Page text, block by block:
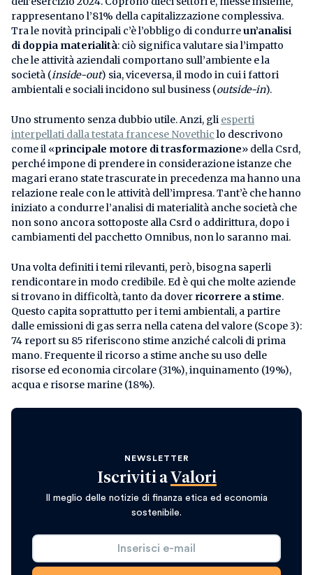
rappresentano l’81% della capitalizzazione complessiva.
Tra le novità principali c’è l’obbligo di condurreun’analisi
di doppia materialità: ciò significa valutare sia l’impatto
che le attività aziendali comportano sull’ambiente e la
società (inside-out) sia, viceversa, il modo in cui i fattori
ambientali e sociali incidono sul business (outside-in).
Uno strumento senza dubbio utile. Anzi, gli esperti
interpellati dalla testata francese Novethiclo descrivono
come il «principale motore di trasformazione» della Csrd,
perché impone di prendere in considerazione istanze che
magari erano state trascurate in precedenza ma hanno una
relazione reale con le attività dell’impresa. Tant’è che hanno
iniziato a condurre l’analisi di materialità anche società che
non sono ancora sottoposte alla Csrd o addirittura, dopo i
cambiamenti del pacchetto Omnibus, non lo saranno mai.
Una volta definiti i temi rilevanti, però, bisogna saperli
rendicontare in modo credibile. Ed è qui che molte aziende
si trovano in difficoltà, tanto da dover ricorrere a stime.
Questo capita soprattutto per i temi ambientali, a partire
dalle emissioni di gas serra nella catena del valore (Scope 3):
74 report su 85 riferiscono stime anziché calcoli di prima
mano. Frequente il ricorso a stime anche su uso delle
risorse ed economia circolare (31%), inquinamento (19%),
acqua e risorse marine (18%).
NEWSLETTER
Iscriviti a Valori
Il meglio delle notizie di finanza etica ed economia
sostenibile.